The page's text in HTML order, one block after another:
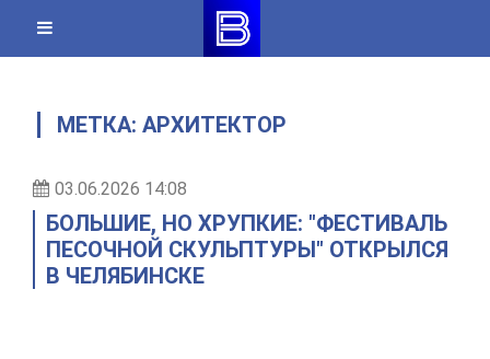
content
МЕТКА:АРХИТЕКТОР
03.06.2026 14:08
БОЛЬШИЕ, НО ХРУПКИЕ: "ФЕСТИВАЛЬ
ПЕСОЧНОЙ СКУЛЬПТУРЫ" ОТКРЫЛСЯ
В ЧЕЛЯБИНСКЕ